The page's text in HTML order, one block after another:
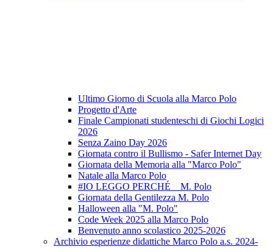
Ultimo Giorno di Scuola alla Marco Polo
Progetto d'Arte
Finale Campionati studenteschi di Giochi Logici
2026
Senza Zaino Day 2026
Giornata contro il Bullismo - Safer Internet Day
Giornata della Memoria alla "Marco Polo"
Natale alla Marco Polo
#IO LEGGO PERCHÉ _ M. Polo
Giornata della Gentilezza M. Polo
Halloween alla "M. Polo"
Code Week 2025 alla Marco Polo
Benvenuto anno scolastico 2025-2026
Archivio esperienze didattiche Marco Polo a.s. 2024-